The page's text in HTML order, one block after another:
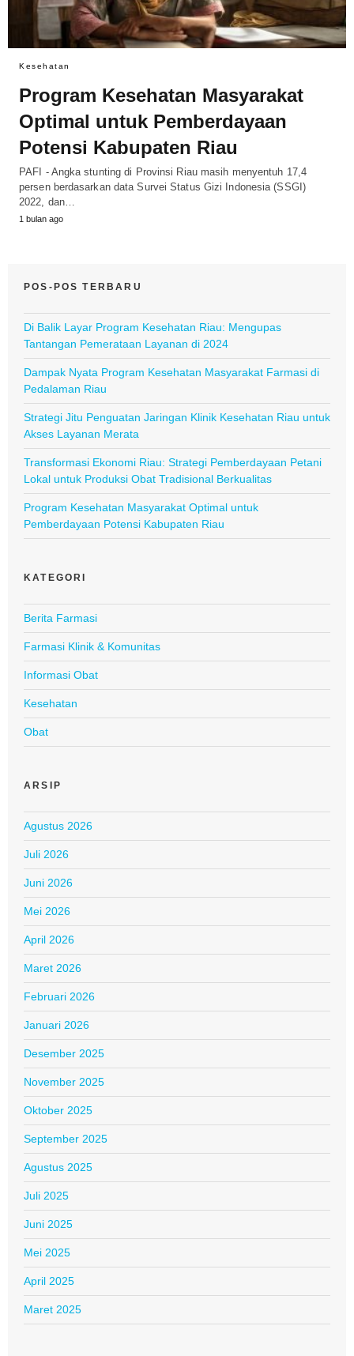
Kesehatan
Program Kesehatan Masyarakat
Optimal untuk Pemberdayaan
Potensi Kabupaten Riau
PAFI - Angka stunting di Provinsi Riau masih menyentuh 17,4
persen berdasarkan data Survei Status Gizi Indonesia (SSGI)
2022, dan…
1 bulan ago
POS-POS TERBARU
Di Balik Layar Program Kesehatan Riau: Mengupas
Tantangan Pemerataan Layanan di 2024
Dampak Nyata Program Kesehatan Masyarakat Farmasi di
Pedalaman Riau
Strategi Jitu Penguatan Jaringan Klinik Kesehatan Riau untuk
Akses Layanan Merata
Transformasi Ekonomi Riau: Strategi Pemberdayaan Petani
Lokal untuk Produksi Obat Tradisional Berkualitas
Program Kesehatan Masyarakat Optimal untuk
Pemberdayaan Potensi Kabupaten Riau
KATEGORI
Berita Farmasi
Farmasi Klinik & Komunitas
Informasi Obat
Kesehatan
Obat
ARSIP
Agustus 2026
Juli 2026
Juni 2026
Mei 2026
April 2026
Maret 2026
Februari 2026
Januari 2026
Desember 2025
November 2025
Oktober 2025
September 2025
Agustus 2025
Juli 2025
Juni 2025
Mei 2025
April 2025
Maret 2025